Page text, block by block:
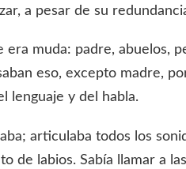
a pesar de su
muda: padre, abuelos,
eso, excepto madre,
lenguaje y del habla.
articulaba todos los
de labios. Sabía llamar a